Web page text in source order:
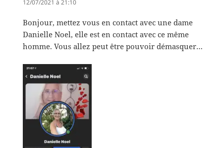
12/07/2021 à 21:10
Bonjour, mettez vous en contact avec une dame
Danielle Noel, elle est en contact avec ce même
homme. Vous allez peut être pouvoir démasquer…